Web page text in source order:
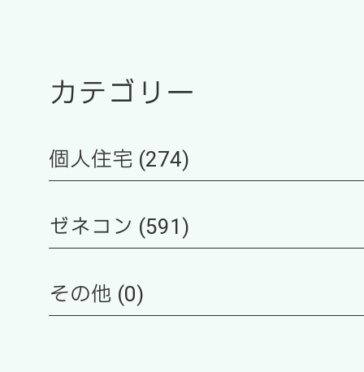
カテゴリー
個人住宅 (274)
ゼネコン (591)
その他 (0)